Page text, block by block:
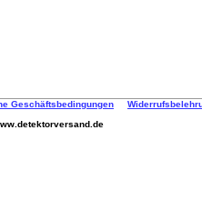
Geschäftsbedingungen